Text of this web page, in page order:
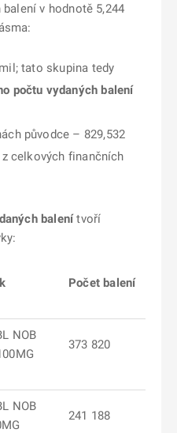
v hodnotě 5,244
tato skupina tedy
počtu vydaných balení
původce – 829,532
celkových finančních
balenítvoří
Počet balení
NOB
373 820
NOB
241 188